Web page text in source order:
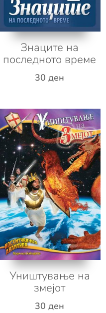
Знаците на
последното време
30ден
Уништување на
змејот
30ден